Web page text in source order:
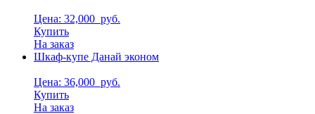
Цена: 32,000 руб.
Купить
На заказ
Шкаф-купе Данай эконом
Цена: 36,000 руб.
Купить
На заказ